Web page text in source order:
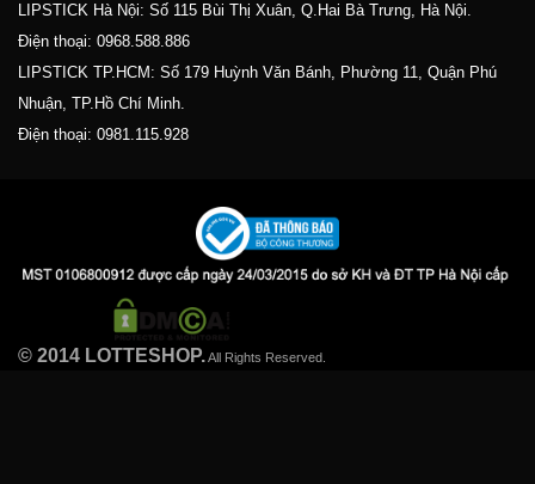
LIPSTICK Hà Nội: Số 115 Bùi Thị Xuân, Q.Hai Bà Trưng, Hà Nội.
Điện thoại: 0968.588.886
LIPSTICK TP.HCM: Số 179 Huỳnh Văn Bánh, Phường 11, Quận Phú
Nhuận, TP.Hồ Chí Minh.
Điện thoại: 0981.115.928
© 2014 LOTTESHOP.All Rights Reserved.